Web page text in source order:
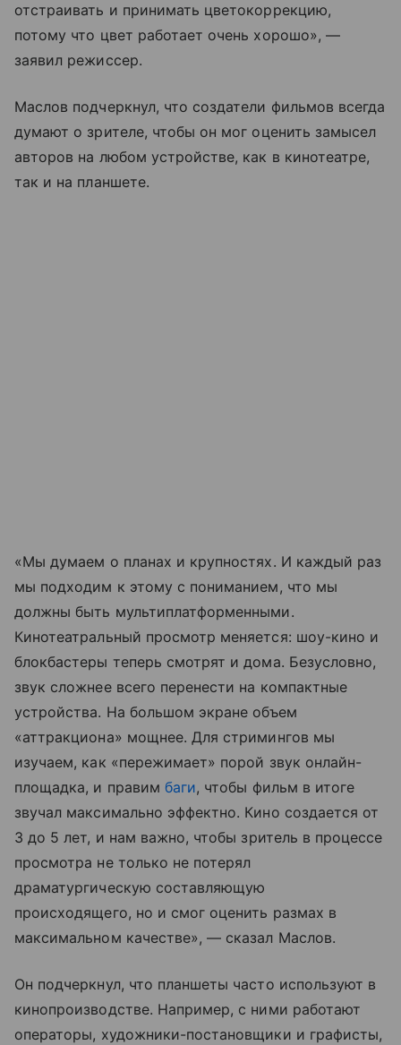
отстраивать и принимать цветокоррекцию,
потому что цвет работает очень хорошо», —
заявил режиссер.
Маслов подчеркнул, что создатели фильмов всегда
думают о зрителе, чтобы он мог оценить замысел
авторов на любом устройстве, как в кинотеатре,
так и на планшете.
«Мы думаем о планах и крупностях. И каждый раз
мы подходим к этому с пониманием, что мы
должны быть мультиплатформенными.
Кинотеатральный просмотр меняется: шоу-кино и
блокбастеры теперь смотрят и дома. Безусловно,
звук сложнее всего перенести на компактные
устройства. На большом экране объем
«аттракциона» мощнее. Для стримингов мы
изучаем, как «пережимает» порой звук онлайн-
площадка, и правим баги, чтобы фильм в итоге
звучал максимально эффектно. Кино создается от
3 до 5 лет, и нам важно, чтобы зритель в процессе
просмотра не только не потерял
драматургическую составляющую
происходящего, но и смог оценить размах в
максимальном качестве», — сказал Маслов.
Он подчеркнул, что планшеты часто используют в
кинопроизводстве. Например, с ними работают
операторы, художники-постановщики и графисты,